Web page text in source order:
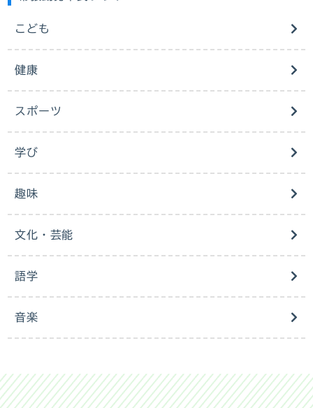
こども
健康
スポーツ
学び
趣味
文化・芸能
語学
音楽